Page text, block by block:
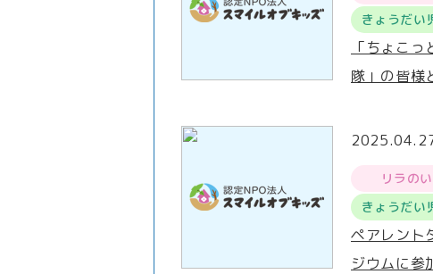
きょうだい
「ちょこ
隊」の皆様
リラの
きょうだい
ペアレント
ジウムに参